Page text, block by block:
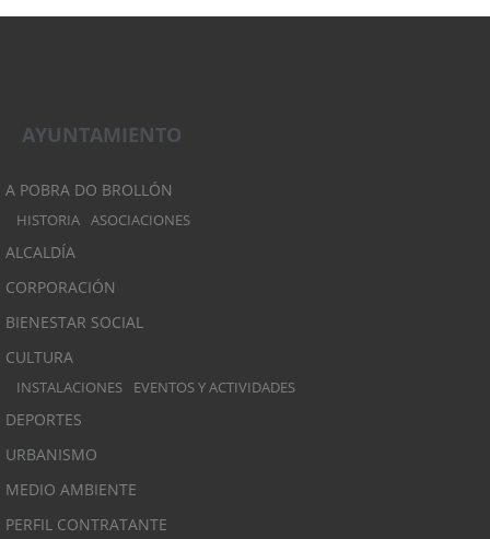
AYUNTAMIENTO
A POBRA DO BROLLÓN
HISTORIA ASOCIACIONES
ALCALDÍA
CORPORACIÓN
BIENESTAR SOCIAL
CULTURA
INSTALACIONES EVENTOS Y ACTIVIDADES
DEPORTES
URBANISMO
MEDIO AMBIENTE
PERFIL CONTRATANTE